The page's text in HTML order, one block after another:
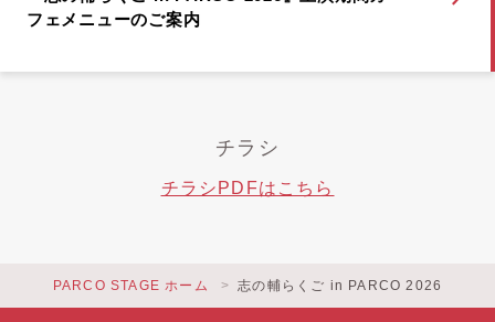
フェメニューのご案内
チラシ
チラシPDFはこちら
PARCO STAGE ホーム 志の輔らくご in PARCO 2026